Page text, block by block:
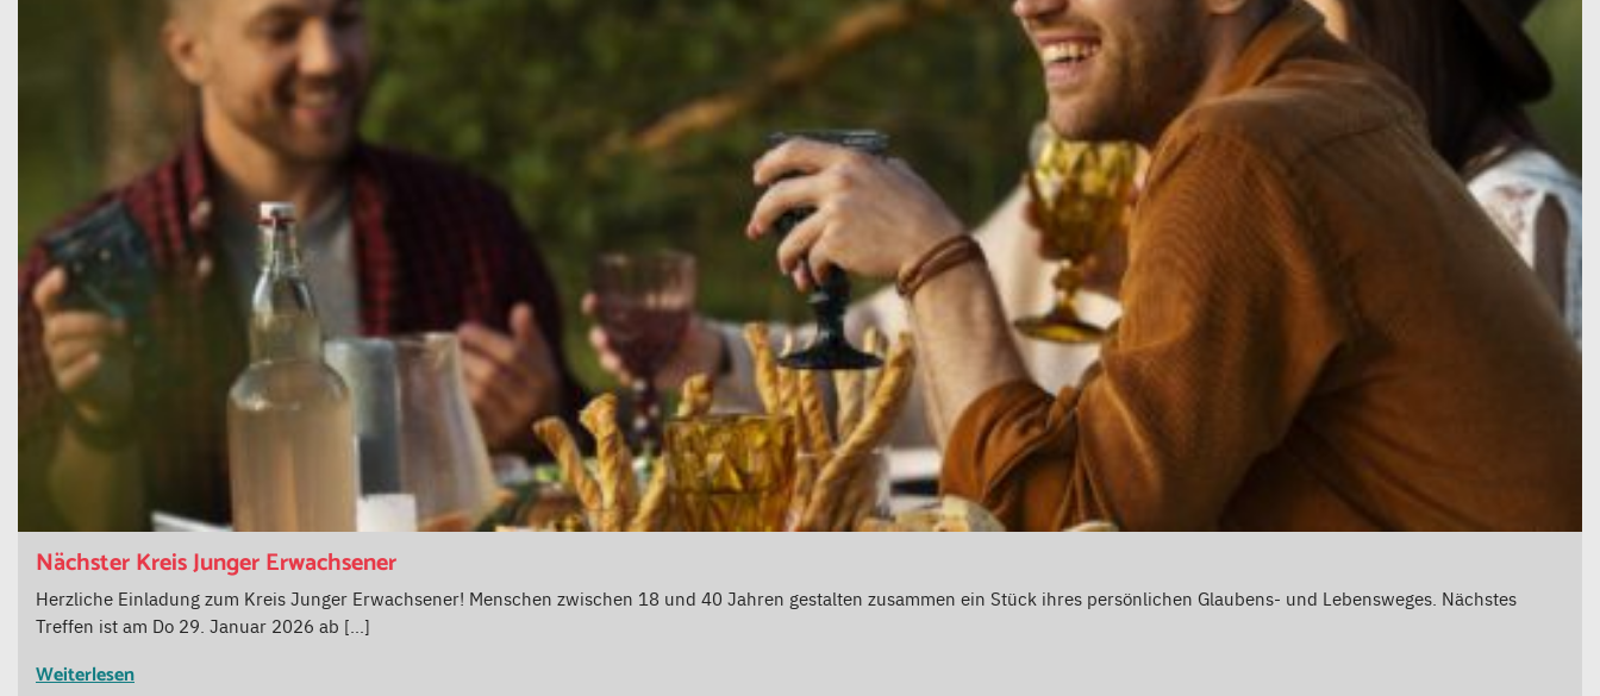
Nächster Kreis Junger Erwachsener
Herzliche Einladung zum Kreis Junger Erwachsener! Menschen zwischen 18 und 40 Jahren gestalten zusammen ein Stück ihres persönlichen Glaubens- und Lebensweges. Nächstes
Treffen ist am Do 29. Januar 2026 ab […]
Weiterlesen